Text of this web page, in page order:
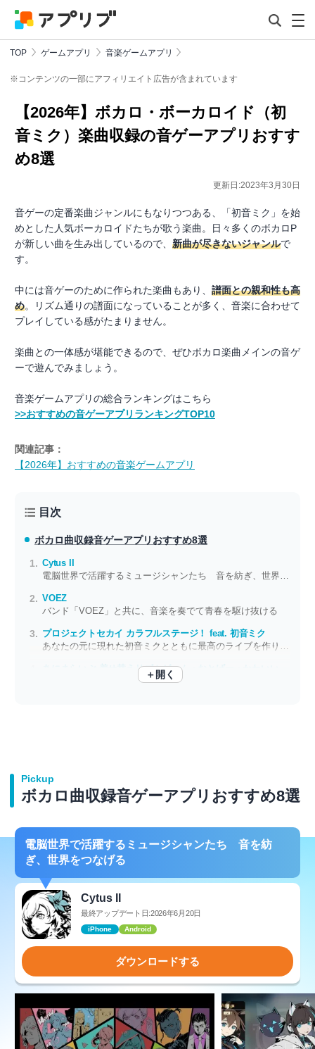
TOP ゲームアプリ 音楽ゲームアプリ
※コンテンツの一部にアフィリエイト広告が含まれています
【2026年】ボカロ・ボーカロイド（初
音ミク）楽曲収録の音ゲーアプリおすす
め8選
更新日:2023年3月30日
音ゲーの定番楽曲ジャンルにもなりつつある、「初音ミク」を始
めとした人気ボーカロイドたちが歌う楽曲。日々多くのボカロP
が新しい曲を生み出しているので、 新曲が尽きないジャンルで
す。
中には音ゲーのために作られた楽曲もあり、 譜面との親和性も高
め。リズム通りの譜面になっていることが多く、音楽に合わせて
プレイしている感がたまりません。
楽曲との一体感が堪能できるので、ぜひボカロ楽曲メインの音ゲ
ーで遊んでみましょう。
音楽ゲームアプリの総合ランキングはこちら
>>おすすめの音ゲーアプリランキングTOP10
関連記事：
【2026年】おすすめの音楽ゲームアプリ
目次
ボカロ曲収録音ゲーアプリ おすすめ8選
Cytus II
電脳世界で活躍するミュージシャンたち 音を紡ぎ、世界をつなげる
VOEZ
バンド「VOEZ」と共に、音楽を奏でて青春を駆け抜ける
プロジェクトセカイ カラフルステージ！ feat. 初音ミク
あなたの元に現れた初音ミクとともに最高のライブを作り出そう！
＋開く
Pickup
ボカロ曲収録音ゲーアプリおすすめ8選
電脳世界で活躍するミュージシャンたち 音を紡
ぎ、世界をつなげる
Cytus II
最終アップデート日:2026年6月20日
iPhone Android
ダウンロードする